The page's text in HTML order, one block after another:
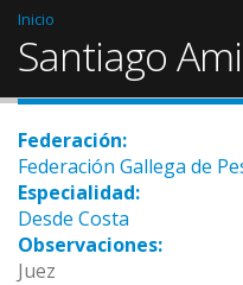
Inicio
Santiago
Federación:
Federación Gallega de
Especialidad:
Desde Costa
Observaciones:
Juez